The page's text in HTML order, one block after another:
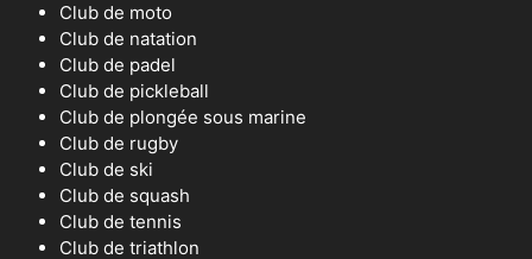
Club de moto
Club de natation
Club de padel
Club de pickleball
Club de plongée sous marine
Club de rugby
Club de ski
Club de squash
Club de tennis
Club de triathlon